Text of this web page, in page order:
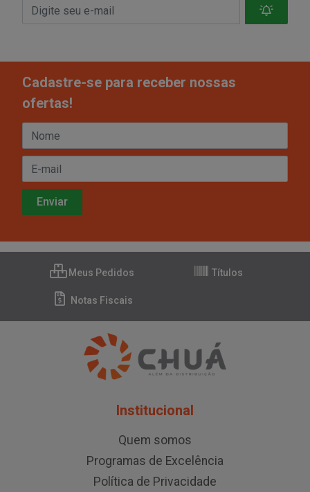
Cadastre-se para receber nossas
ofertas!
Meus Pedidos Títulos
Notas Fiscais
Institucional
Quem somos
Programas de Excelência
Política de Privacidade